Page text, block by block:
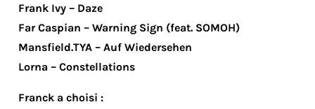
Frank Ivy – Daze
Far Caspian – Warning Sign (feat. SOMOH)
Mansfield.TYA – Auf Wiedersehen
Lorna – Constellations
Franck a choisi :